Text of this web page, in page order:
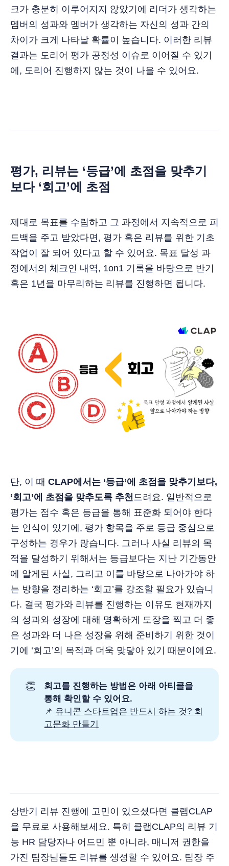
크가 충분히 이루어지지 않았기에 리더가 생각하는
멤버의 성과와 멤버가 생각하는 자신의 성과 간의
차이가 크게 나타날 확률이 높습니다. 이러한 리뷰
결과는 도리어 평가 공정성 이슈로 이어질 수 있기
에, 도리어 진행하지 않는 것이 나을 수 있어요.
평가, 리뷰는 ‘등급’에 초점을 맞추기
보다 ‘회고’에 초점
제대로 목표를 수립하고 그 과정에서 지속적으로 피
드백을 주고 받았다면, 평가 혹은 리뷰를 위한 기초
작업이 잘 되어 있다고 할 수 있어요. 목표 달성 과
정에서의 체크인 내역, 1on1 기록을 바탕으로 반기
혹은 1년을 마무리하는 리뷰를 진행하면 됩니다.
단, 이 때 CLAP에서는 ‘등급’에 초점을 맞추기보다,
‘회고’에 초점을 맞추도록 추천드려요. 일반적으로
평가는 점수 혹은 등급을 통해 표준화 되어야 한다
는 인식이 있기에, 평가 항목을 주로 등급 중심으로
구성하는 경우가 많습니다. 그러나 사실 리뷰의 목
적을 달성하기 위해서는 등급보다는 지난 기간동안
에 알게된 사실, 그리고 이를 바탕으로 나아가야 하
는 방향을 정리하는 ‘회고’를 강조할 필요가 있습니
다. 결국 평가와 리뷰를 진행하는 이유도 현재까지
의 성과와 성장에 대해 명확하게 도장을 찍고 더 좋
은 성과와 더 나은 성장을 위해 준비하기 위한 것이
기에 ‘회고’의 목적과 더욱 맞닿아 있기 때문이에요.
👏
회고를 진행하는 방법은 아래 아티클을
통해 확인할 수 있어요.
📌 유니콘 스타트업은 반드시 하는 것? 회
고문화 만들기
상반기 리뷰 진행에 고민이 있으셨다면 클랩CLAP
을 무료로 사용해보세요. 특히 클랩CLAP의 리뷰 기
능 HR 담당자나 어드민 뿐 아니라, 매니저 권한을
가진 팀장님들도 리뷰를 생성할 수 있어요. 팀장 주